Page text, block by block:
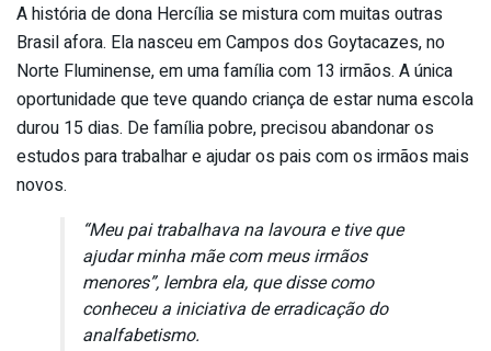
A história de dona Hercília se mistura com muitas outras
Brasil afora. Ela nasceu em Campos dos Goytacazes, no
Norte Fluminense, em uma família com 13 irmãos. A única
oportunidade que teve quando criança de estar numa escola
durou 15 dias. De família pobre, precisou abandonar os
estudos para trabalhar e ajudar os pais com os irmãos mais
novos.
“Meu pai trabalhava na lavoura e tive que
ajudar minha mãe com meus irmãos
menores”, lembra ela, que disse como
conheceu a iniciativa de erradicação do
analfabetismo.